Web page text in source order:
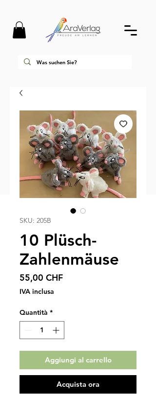
SKU: 205B
10 Plüsch-
Zahlenmäuse
55,00 CHFPrezzo
IVA inclusa
Quantità *
Aggiungi al carrello
Acquista ora